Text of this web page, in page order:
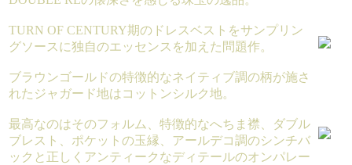
TURN OF CENTURY期のドレスベストをサンプリン
グソースに独自のエッセンスを加えた問題作。
ブラウンゴールドの特徴的なネイティブ調の柄が施さ
れたジャガード地はコットンシルク地。
最高なのはそのフォルム、特徴的なへちま襟、ダブル
ブレスト、ポケットの玉縁、アールデコ調のシンチバ
ックと正しくアンティークなディテールのオンパレー